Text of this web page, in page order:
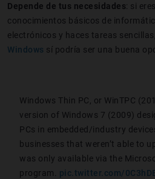
Depende de tus necesidades: si
conocimientos básicos de
electrónicos y haces tareas
Windows sí podría ser una buena
Windows Thin PC, or WinTPC
version of Windows 7 (2009)
PCs in embedded/industry
businesses that weren’t able to
was only available via the
program. pic.twitter.com/